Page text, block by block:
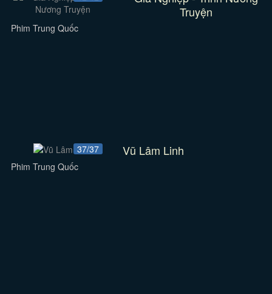
Truyện
Phim Trung Quốc
37/37 Vũ Lâm Linh
Phim Trung Quốc